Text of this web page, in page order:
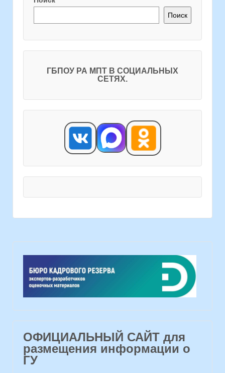
Поиск
ГБПОУ РА МПТ В СОЦИАЛЬНЫХ
СЕТЯХ.
ОФИЦИАЛЬНЫЙ САЙТ для
размещения информации о
ГУ